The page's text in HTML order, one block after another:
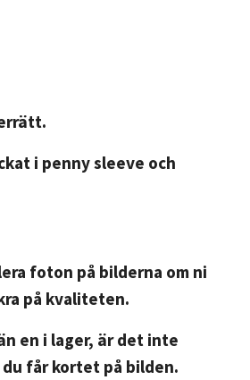
i penny sleeve och
foton på bilderna om ni
på kvaliteten.
en i lager, är det inte
får kortet på bilden.